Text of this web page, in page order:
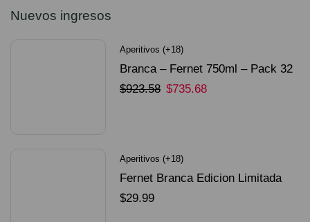
Nuevos ingresos
Aperitivos (+18)
Branca – Fernet 750ml – Pack 32
Unidades
$923.58 $735.68
Aperitivos (+18)
Fernet Branca Edicion Limitada
Dorado Mundial
$29.99